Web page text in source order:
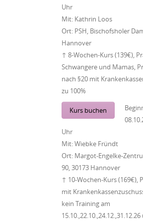
Uhr
Mit: Kathrin Loos
Ort: PSH, Bischofsholer
Hannover
↑ 8-Wochen-Kurs (139€),
Schwangere und Mamas,
nach §20 mit
zu 100%
Kurs buchen
Uhr
Mit:Wiebke Fründt
Ort: Margot-Engelke-
90, 30173 Hannover
↑ 10-Wochen-Kurs (169€),
mit
kein Training am